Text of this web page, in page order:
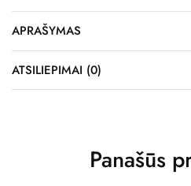
APRAŠYMAS
ATSILIEPIMAI (0)
Panašūs